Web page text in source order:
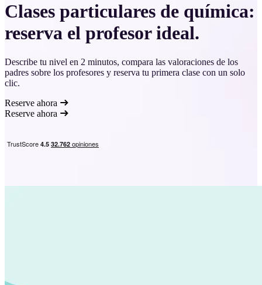
Clases particulares de química:
reserva el profesor ideal.
Describe tu nivel en 2 minutos, compara las valoraciones de los
padres sobre los profesores y reserva tu primera clase con un solo
clic.
Reserve ahora
Reserve ahora